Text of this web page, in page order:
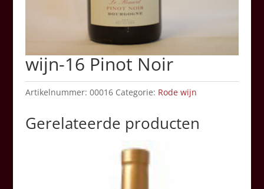
wijn-16 Pinot Noir
Artikelnummer: 00016 Categorie: Rode wijn
Gerelateerde producten